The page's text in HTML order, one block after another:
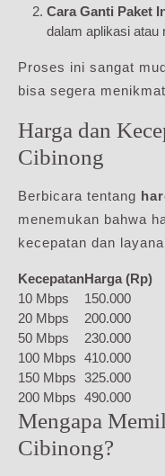
Cara Ganti Paket
dalam aplikasi atau
Proses ini sangat
bisa segera
Harga dan
Cibinong
Berbicara tentang
menemukan bahwa
kecepatan dan
KecepatanHarga (Rp)
10 Mbps
150.000
20 Mbps
200.000
50 Mbps
230.000
100 Mbps 410.000
150 Mbps 325.000
200 Mbps 490.000
Mengapa
Cibinong?